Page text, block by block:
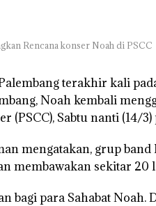
Rencana konser Noah di PSCC
terakhir kali
Noah kembali
(PSCC), Sabtu nanti (14/
mengatakan, grup
membawakan sekitar 20
bagi para Sahabat Noah.